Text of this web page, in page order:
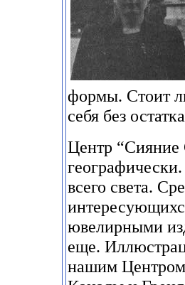
формы. Стоит
себя без
Центр “Сияние
всего света.
ювелирными
еще.
нашим Центром